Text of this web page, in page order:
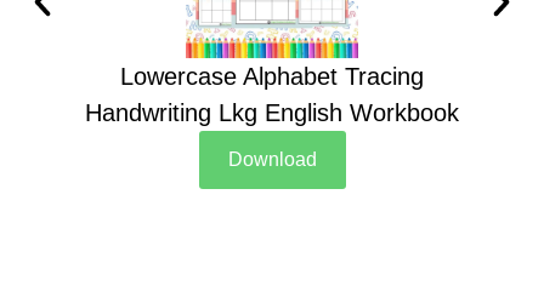
Lowercase Alphabet Tracing
Handwriting Lkg English Workbook
Download